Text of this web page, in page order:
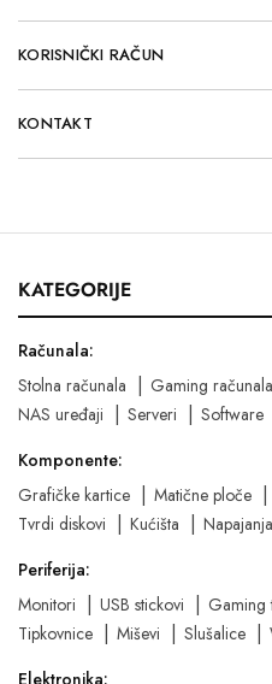
KORISNIČKI RAČUN
KONTAKT
KATEGORIJE
Računala:
Stolna računala
Gaming računala
NAS uređaji
Serveri
Software
Komponente:
Grafičke kartice
Matične ploče
Tvrdi diskovi
Kućišta Napajanja
Periferija:
Monitori
USB stickovi Gaming
Tipkovnice
Miševi Slušalice